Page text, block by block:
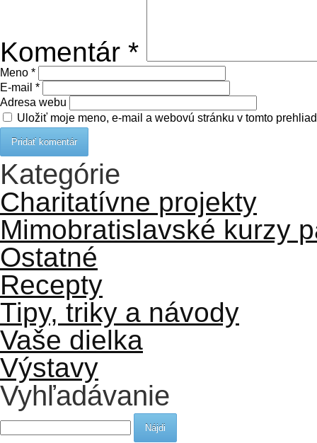
Komentár *
Meno *
E-mail *
Adresa webu
Uložiť moje meno, e-mail a webovú stránku v tomto
Kategórie
Charitatívne projekty
Mimobratislavské kurzy
Ostatné
Recepty
Tipy, triky a návody
Vaše dielka
Výstavy
Vyhľadávanie
Hľadať: